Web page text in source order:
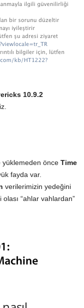
10.9.2
yüklemeden önce Time
fayda var.
verilerimizin yedeğini
“ahlar vahlardan”